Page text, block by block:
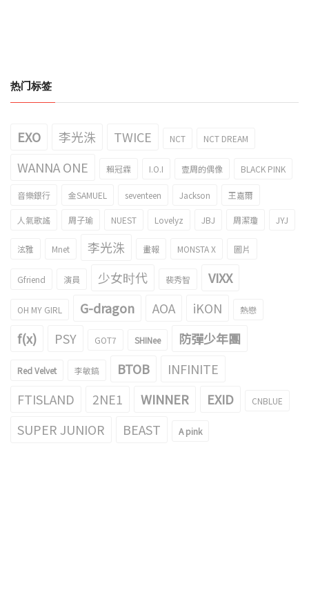
热门标签
EXO 李光洙 TWICE NCT NCT DREAM
WANNA ONE 賴冠霖 I.O.I 壹周的偶像 BLACK PINK
音樂銀行 金SAMUEL seventeen Jackson 王嘉爾
人氣歌謠 周子瑜 NUEST Lovelyz JBJ 周潔瓊 JYJ
泫雅 Mnet 李光洙 畫報 MONSTA X 圖片
Gfriend 演員 少女时代 裴秀智 VIXX
OH MY GIRL G-dragon AOA iKON 熱戀
f(x) PSY GOT7 SHINee 防彈少年團
Red Velvet 李敏鎬 BTOB
INFINITE
FTISLAND
2NE1 WINNER EXID CNBLUE
SUPER JUNIOR BEAST A pink